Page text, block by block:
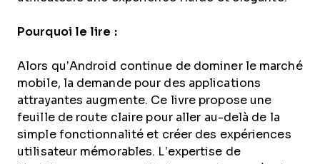
Pourquoi le lire :
Alors qu’Android continue de dominer le marché
mobile, la demande pour des applications
attrayantes augmente. Ce livre propose une
feuille de route claire pour aller au-delà de la
simple fonctionnalité et créer des expériences
utilisateur mémorables. L’expertise de